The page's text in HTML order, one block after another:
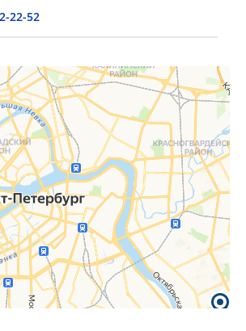
22-52
Title
Popup Content